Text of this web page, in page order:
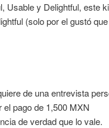
Usable y Delightful, este
(solo por el gustó
de una entrevista
pago de 1,500 MXN
de verdad que lo vale.